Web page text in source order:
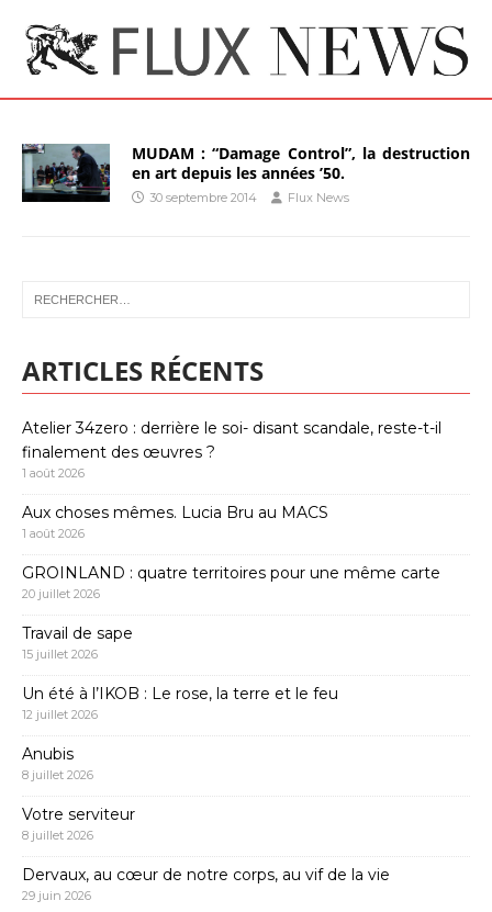
MUDAM : “Damage Control”, la destruction
en art depuis les années ’50.
30 septembre 2014 Flux News
ARTICLES RÉCENTS
Atelier 34zero : derrière le soi- disant scandale, reste-t-il
finalement des œuvres ?
1 août 2026
Aux choses mêmes. Lucia Bru au MACS
1 août 2026
GROINLAND : quatre territoires pour une même carte
20 juillet 2026
Travail de sape
15 juillet 2026
Un été à l’IKOB : Le rose, la terre et le feu
12 juillet 2026
Anubis
8 juillet 2026
Votre serviteur
8 juillet 2026
Dervaux, au cœur de notre corps, au vif de la vie
29 juin 2026